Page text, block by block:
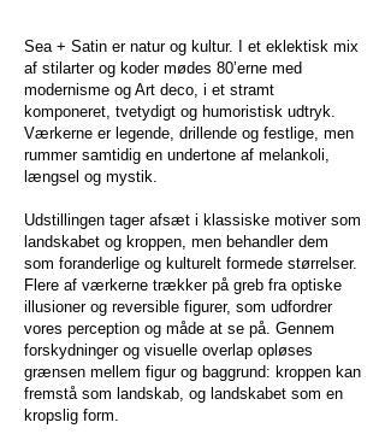
Sea + Satin er natur og kultur. I et eklektisk mix
af stilarter og koder mødes 80’erne med
modernisme og Art deco, i et stramt
komponeret, tvetydigt og humoristisk udtryk.
Værkerne er legende, drillende og festlige, men
rummer samtidig en undertone af melankoli,
længsel og mystik.
Udstillingen tager afsæt i klassiske motiver som
landskabet og kroppen, men behandler dem
som foranderlige og kulturelt formede størrelser.
Flere af værkerne trækker på greb fra optiske
illusioner og reversible figurer, som udfordrer
vores perception og måde at se på. Gennem
forskydninger og visuelle overlap opløses
grænsen mellem figur og baggrund: kroppen kan
fremstå som landskab, og landskabet som en
kropslig form.